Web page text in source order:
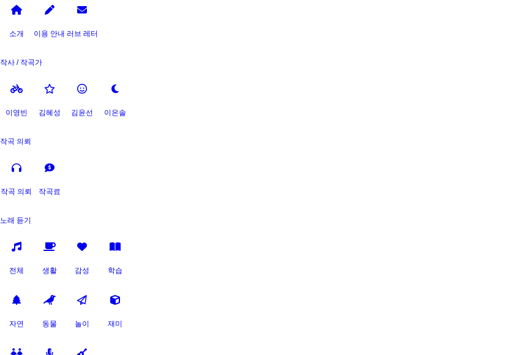
소개 이용 안내 러브 레터
작사 / 작곡가
이영빈 김혜성 김윤선 이은솔
작곡 의뢰
작곡 의뢰 작곡료
노래 듣기
전체 생활 감성 학습
자연 동물 놀이 재미